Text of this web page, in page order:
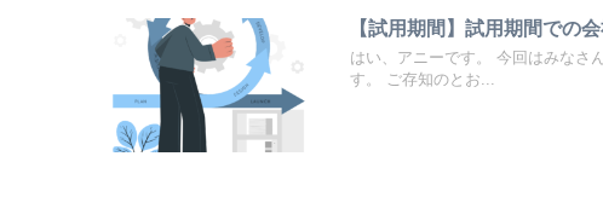
【試用期間】試用期間での
はい、アニーです。 今回はみなさ
す。 ご存知のとお...